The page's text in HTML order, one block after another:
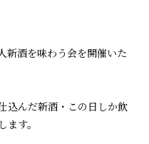
新酒を味わう会を開催いた
込んだ新酒・この日しか飲
す。